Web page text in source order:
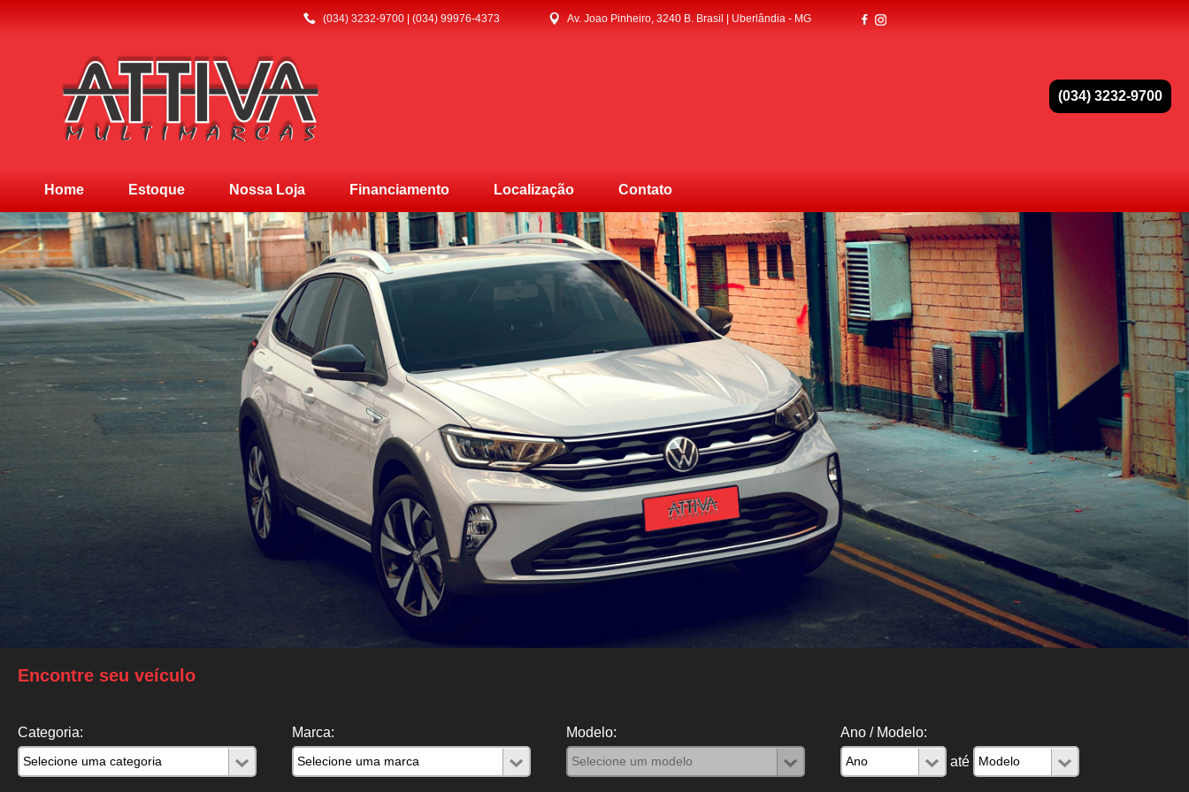
(034) 3232-9700 | (034) 99976-4373 Av. Joao Pinheiro, 3240 B. Brasil | Uberlândia - MG
(034) 3232-9700
Home Estoque Nossa Loja Financiamento Localização Contato
Encontre seu veículo
Categoria: Marca: Modelo:
Ano / Modelo:
até